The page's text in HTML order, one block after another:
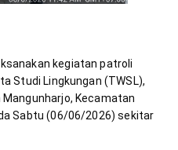
kegiatan patroli
Studi Lingkungan (TWSL),
Kecamatan
Sabtu (06/06/2026) sekitar